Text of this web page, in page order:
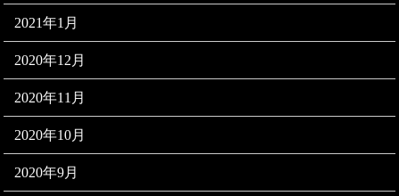
2021年1月
2020年12月
2020年11月
2020年10月
2020年9月